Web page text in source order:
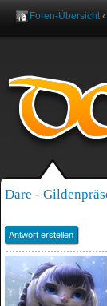
Foren-Übersicht ‹
Dare -
Antwort erstellen